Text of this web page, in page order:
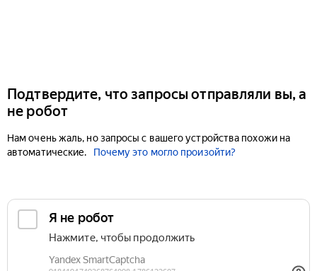
Подтвердите, что запросы отправляли вы, а
не робот
Нам очень жаль, но запросы с вашего устройства похожи на
автоматические.
Почему это могло произойти?